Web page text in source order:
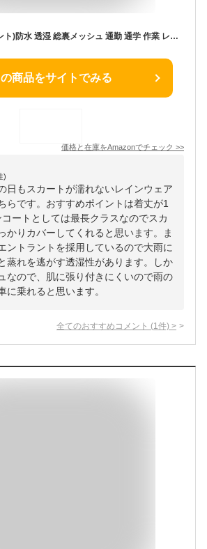
Doqment(ドキュメント)防水 透湿 総裏メッシュ 通勤 通学 作業 レジャー 東レエントラント使用コート 7260 シルバー L
商品をサイトでみる
価格と在庫をAmazonでチェック >>
)
日もスカートが濡れないレインウェア
らです。おすすめポイントは着丈が1
ートとしては最長クラスなのでスカ
かりカバーしてくれると思います。ま
ントラントを採用しているので大雨に
蒸れを逃がす透湿性があります。しか
なので、肌に張り付きにくいので雨の
に乗れると思います。
全てのおすすめコメント (1 件) >